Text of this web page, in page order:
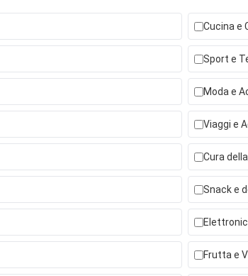
Cucina e
Sport e
Moda e
Viaggi e
Cura
Snack e
Frutta e